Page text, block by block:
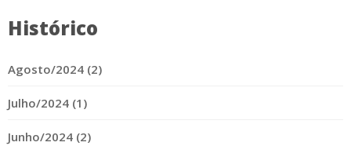
Histórico
Agosto/2024 (2)
Julho/2024 (1)
Junho/2024 (2)